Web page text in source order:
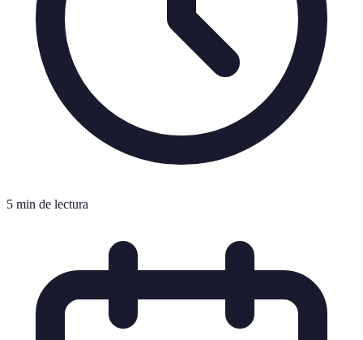
5 min de lectura